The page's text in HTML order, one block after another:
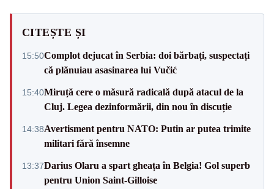
CITEȘTE ȘI
15:50Complot dejucat în Serbia: doi bărbați, suspectați
că plănuiau asasinarea lui Vučić
15:40Miruță cere o măsură radicală după atacul de la
Cluj. Legea dezinformării, din nou în discuție
14:38Avertisment pentru NATO: Putin ar putea trimite
militari fără însemne
13:37Darius Olaru a spart gheața în Belgia! Gol superb
pentru Union Saint-Gilloise